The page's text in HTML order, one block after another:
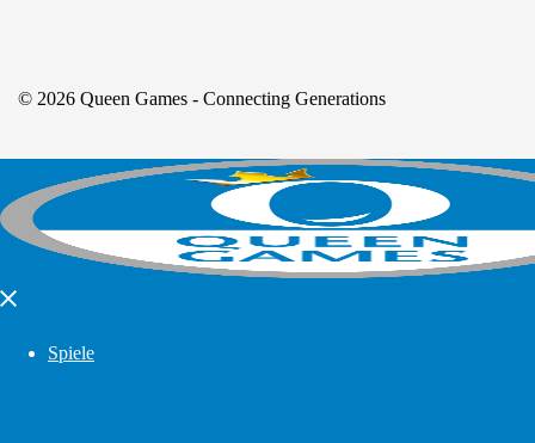
© 2026 Queen Games - Connecting Generations
Close
Spiele